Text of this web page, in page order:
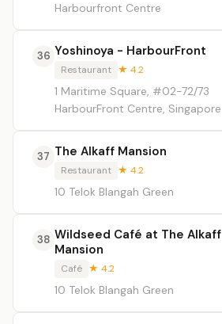
Harbourfront Centre
36 Yoshinoya - HarbourFront
Restaurant ★ 4.2
1 Maritime Square, #02-72/73
HarbourFront Centre, Singapore
37 The Alkaff Mansion
Restaurant ★ 4.2
10 Telok Blangah Green
38 Wildseed Café at The Alkaff
Mansion
Café ★ 4.2
10 Telok Blangah Green